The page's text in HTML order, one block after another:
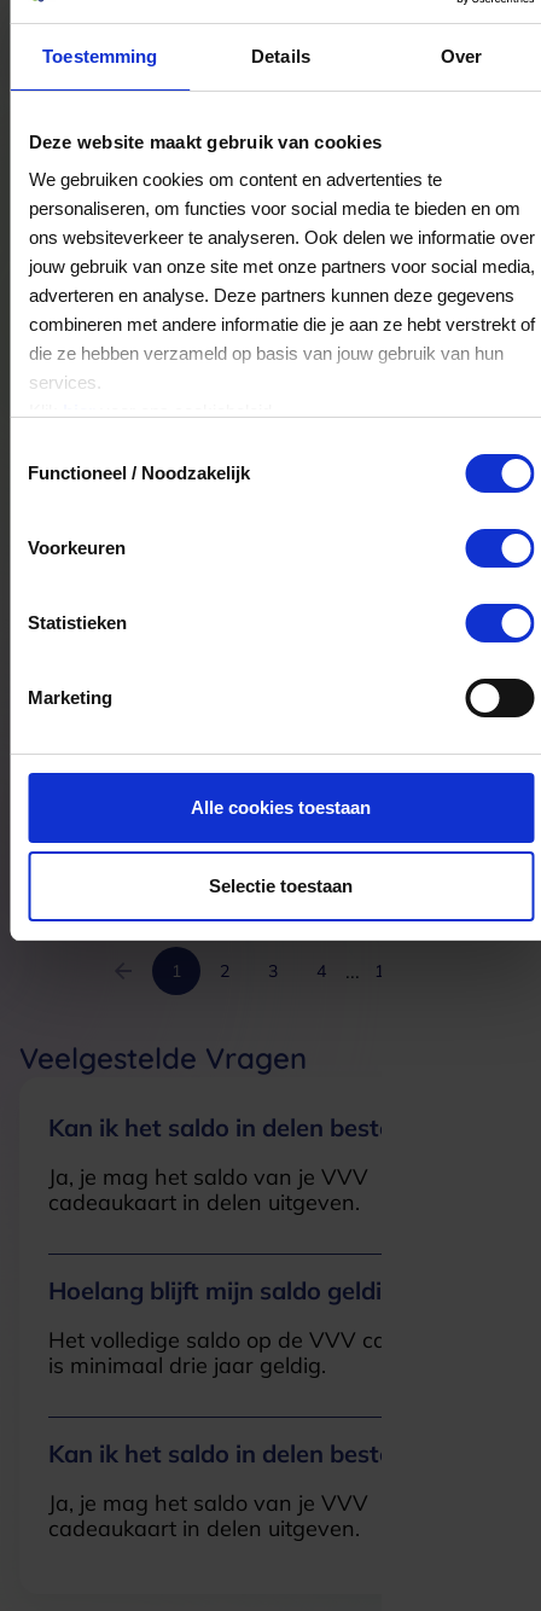
Toestemming Details Over
Deze website maakt gebruik van cookies
We gebruiken cookies om content en advertenties te
personaliseren, om functies voor social media te bieden en om
ons websiteverkeer te analyseren. Ook delen we informatie over
jouw gebruik van onze site met onze partners voor social media,
adverteren en analyse. Deze partners kunnen deze gegevens
combineren met andere informatie die je aan ze hebt verstrekt of
die ze hebben verzameld op basis van jouw gebruik van hun
services.
Functioneel / Noodzakelijk
Voorkeuren
Statistieken
Marketing
Alle cookies toestaan
Selectie toestaan
Hubo Grou
Stationsweg 86
9001EJ Grou
Hubo Hoevelaken
De Kreek 2
3871MM
Hoevelaken
Hubo Wijhe
Hubo Hattem
8051DA
Hubo Nieuwerkerk
4306AW Nieuwerkerk
1 2 3 4 ... 19
Veelgestelde Vragen
Kan ik het saldo in delen besteden?
Ja, je mag het saldo van je VVV
cadeaukaart in delen uitgeven.
Hoelang blijft mijn saldo geldig?
Het volledige saldo op de VVV cadeaukaart
is minimaal drie jaar geldig.
Kan ik het saldo in delen besteden?
Ja, je mag het saldo van je VVV
cadeaukaart in delen uitgeven.